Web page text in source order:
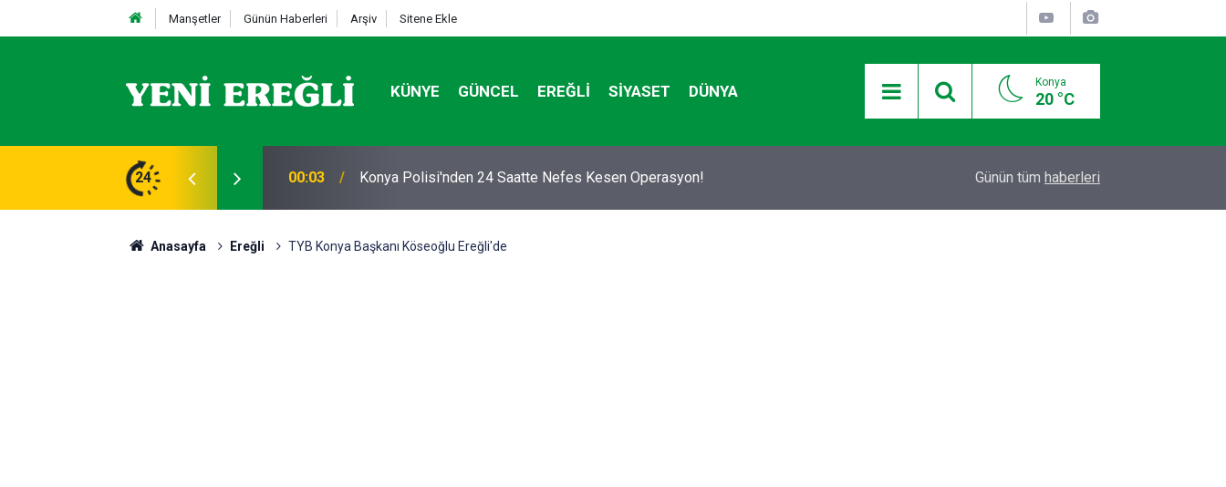
Manşetler Günün Haberleri Arşiv Sitene Ekle
KÜNYE GÜNCEL EREĞLI SIYASET DÜNYA Konya
20 °C
24
Kesen Operasyon! 20:13
AVRUPA BİSİKLET BAŞKENTİ KONYA'DA BİSİKLET FESTİVALİ HEYECANI
BAŞLADI
YAZ AYLARINI BİZİMLE BİRLİKTE GEÇİRİYOR”
Günün tüm haberleri
Anasayfa Ereğli TYB Konya Başkanı Köseoğlu Ereğli'de